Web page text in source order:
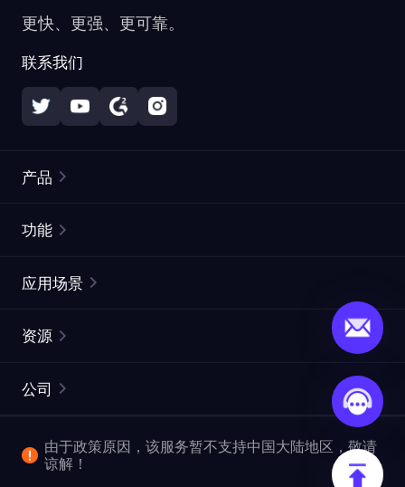
更快、更强、更可靠。
联系我们
产品
静态住宅代理
网页抓取 API
视频下载 API
功能
ISP代理
ProxySite
应用场景
市场研究
爬行和索引
资源
常见问题解答
位置
公司
企业服务
由于政策原因，该服务暂不支持中国大陆地区，敬请
谅解！